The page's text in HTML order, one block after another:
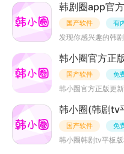
国产软件 有
韩小圈官方正
国产软件 免
国产软件 免